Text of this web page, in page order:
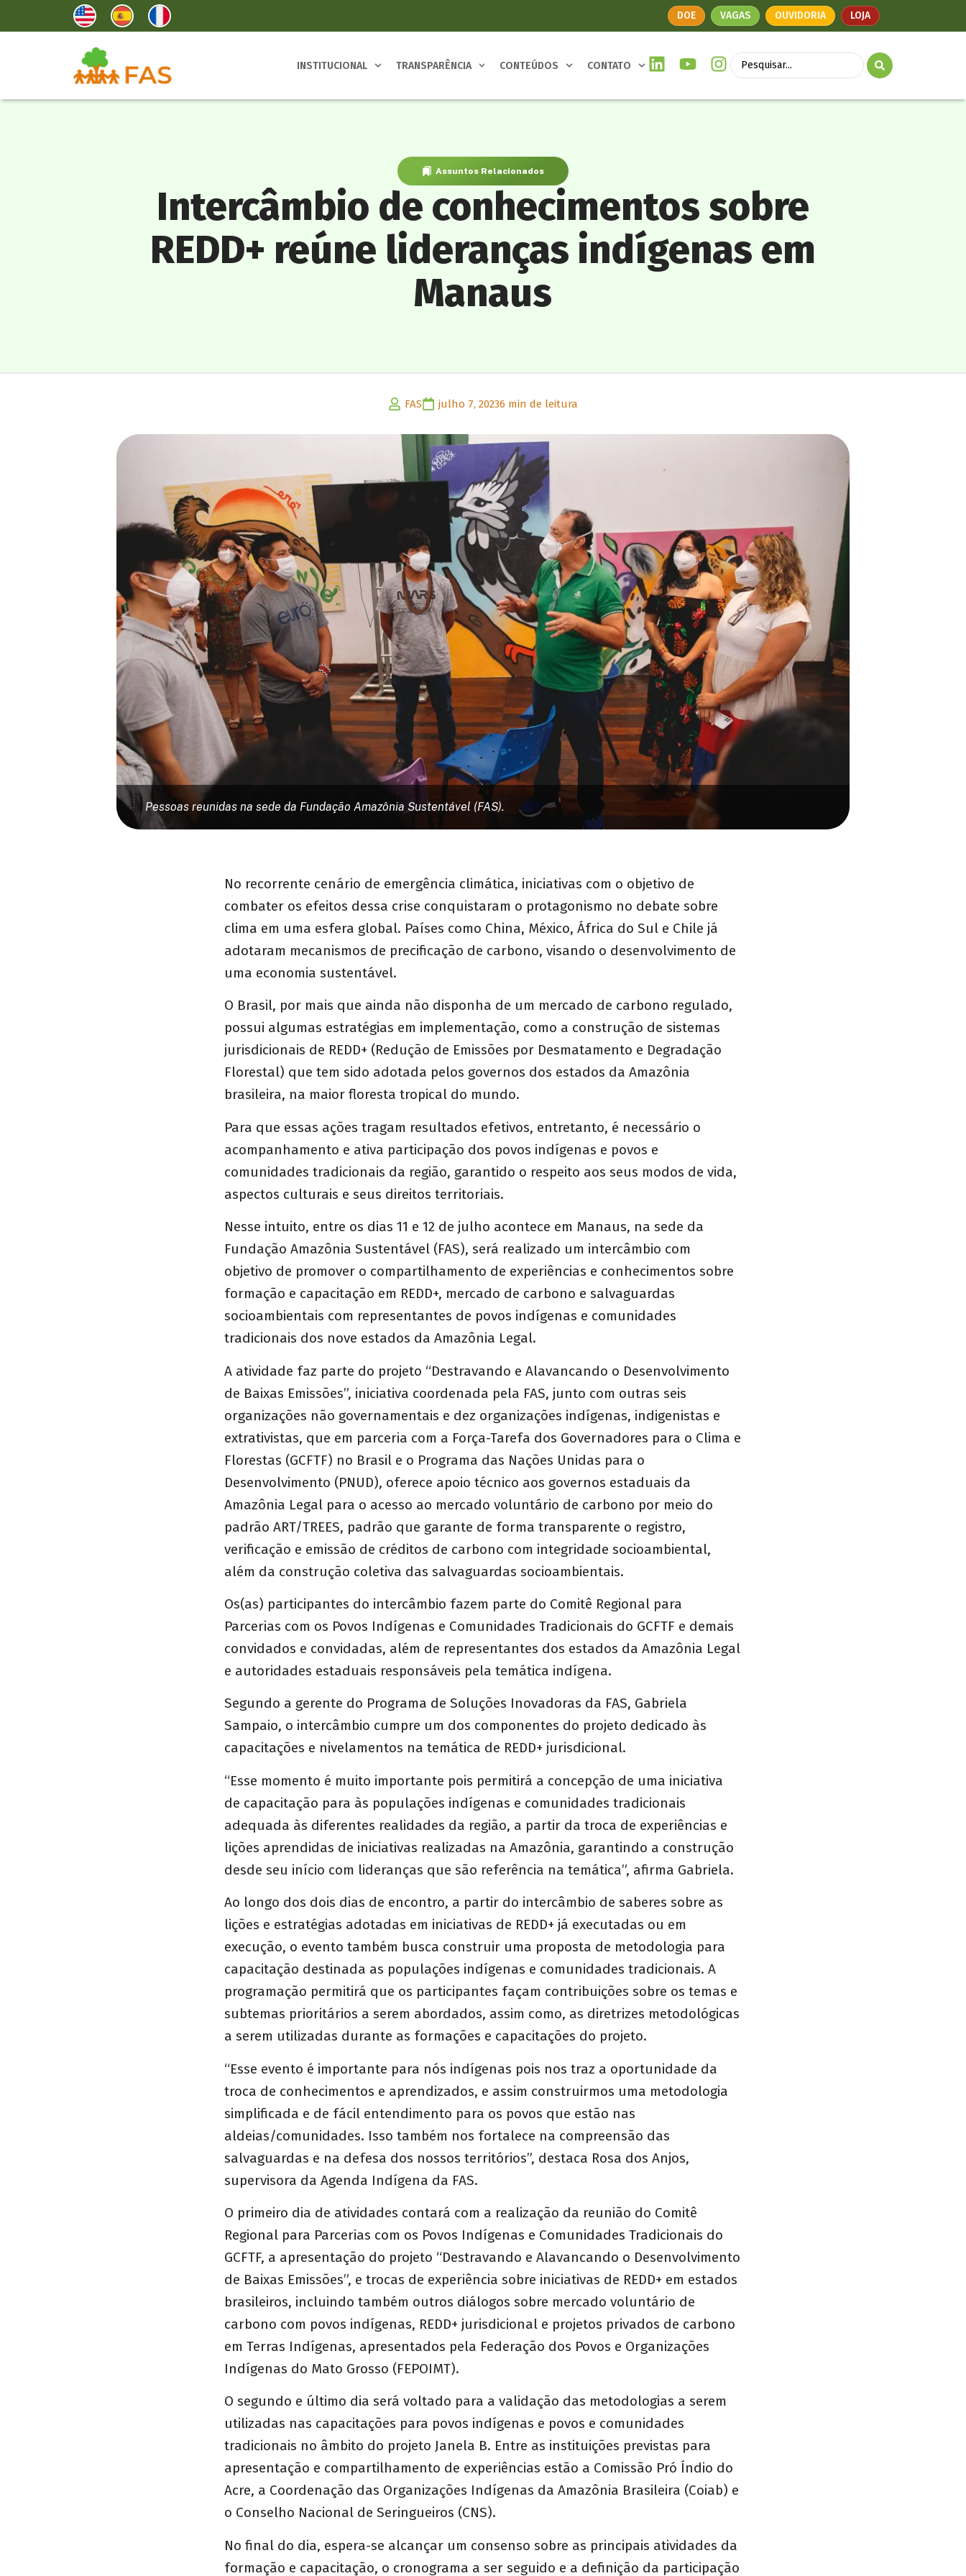
DOE VAGAS OUVIDORIA LOJA
INSTITUCIONAL TRANSPARÊNCIA CONTEÚDOS CONTATO
Assuntos Relacionados
Intercâmbio de conhecimentos sobre
REDD+ reúne lideranças indígenas em
Manaus
FAS julho 7, 20236 min de leitura
Pessoas reunidas na sede da Fundação Amazônia Sustentável (FAS).
No recorrente cenário de emergência climática, iniciativas com o objetivo de
combater os efeitos dessa crise conquistaram o protagonismo no debate sobre
clima em uma esfera global. Países como China, México, África do Sul e Chile já
adotaram mecanismos de precificação de carbono, visando o desenvolvimento de
uma economia sustentável.
O Brasil, por mais que ainda não disponha de um mercado de carbono regulado,
possui algumas estratégias em implementação, como a construção de sistemas
jurisdicionais de REDD+ (Redução de Emissões por Desmatamento e Degradação
Florestal) que tem sido adotada pelos governos dos estados da Amazônia
brasileira, na maior floresta tropical do mundo.
Para que essas ações tragam resultados efetivos, entretanto, é necessário o
acompanhamento e ativa participação dos povos indígenas e povos e
comunidades tradicionais da região, garantido o respeito aos seus modos de vida,
aspectos culturais e seus direitos territoriais.
Nesse intuito, entre os dias 11 e 12 de julho acontece em Manaus, na sede da
Fundação Amazônia Sustentável (FAS), será realizado um intercâmbio com
objetivo de promover o compartilhamento de experiências e conhecimentos sobre
formação e capacitação em REDD+, mercado de carbono e salvaguardas
socioambientais com representantes de povos indígenas e comunidades
tradicionais dos nove estados da Amazônia Legal.
A atividade faz parte do projeto “Destravando e Alavancando o Desenvolvimento
de Baixas Emissões”, iniciativa coordenada pela FAS, junto com outras seis
organizações não governamentais e dez organizações indígenas, indigenistas e
extrativistas, que em parceria com a Força-Tarefa dos Governadores para o Clima e
Florestas (GCFTF) no Brasil e o Programa das Nações Unidas para o
Desenvolvimento (PNUD), oferece apoio técnico aos governos estaduais da
Amazônia Legal para o acesso ao mercado voluntário de carbono por meio do
padrão ART/TREES, padrão que garante de forma transparente o registro,
verificação e emissão de créditos de carbono com integridade socioambiental,
além da construção coletiva das salvaguardas socioambientais.
Os(as) participantes do intercâmbio fazem parte do Comitê Regional para
Parcerias com os Povos Indígenas e Comunidades Tradicionais do GCFTF e demais
convidados e convidadas, além de representantes dos estados da Amazônia Legal
e autoridades estaduais responsáveis pela temática indígena.
Segundo a gerente do Programa de Soluções Inovadoras da FAS, Gabriela
Sampaio, o intercâmbio cumpre um dos componentes do projeto dedicado às
capacitações e nivelamentos na temática de REDD+ jurisdicional.
“Esse momento é muito importante pois permitirá a concepção de uma iniciativa
de capacitação para às populações indígenas e comunidades tradicionais
adequada às diferentes realidades da região, a partir da troca de experiências e
lições aprendidas de iniciativas realizadas na Amazônia, garantindo a construção
desde seu início com lideranças que são referência na temática”, afirma Gabriela.
Ao longo dos dois dias de encontro, a partir do intercâmbio de saberes sobre as
lições e estratégias adotadas em iniciativas de REDD+ já executadas ou em
execução, o evento também busca construir uma proposta de metodologia para
capacitação destinada as populações indígenas e comunidades tradicionais. A
programação permitirá que os participantes façam contribuições sobre os temas e
subtemas prioritários a serem abordados, assim como, as diretrizes metodológicas
a serem utilizadas durante as formações e capacitações do projeto.
“Esse evento é importante para nós indígenas pois nos traz a oportunidade da
troca de conhecimentos e aprendizados, e assim construirmos uma metodologia
simplificada e de fácil entendimento para os povos que estão nas
aldeias/comunidades. Isso também nos fortalece na compreensão das
salvaguardas e na defesa dos nossos territórios”, destaca Rosa dos Anjos,
supervisora da Agenda Indígena da FAS.
O primeiro dia de atividades contará com a realização da reunião do Comitê
Regional para Parcerias com os Povos Indígenas e Comunidades Tradicionais do
GCFTF, a apresentação do projeto “Destravando e Alavancando o Desenvolvimento
de Baixas Emissões”, e trocas de experiência sobre iniciativas de REDD+ em estados
brasileiros, incluindo também outros diálogos sobre mercado voluntário de
carbono com povos indígenas, REDD+ jurisdicional e projetos privados de carbono
em Terras Indígenas, apresentados pela Federação dos Povos e Organizações
Indígenas do Mato Grosso (FEPOIMT).
O segundo e último dia será voltado para a validação das metodologias a serem
utilizadas nas capacitações para povos indígenas e povos e comunidades
tradicionais no âmbito do projeto Janela B. Entre as instituições previstas para
apresentação e compartilhamento de experiências estão a Comissão Pró Índio do
Acre, a Coordenação das Organizações Indígenas da Amazônia Brasileira (Coiab) e
o Conselho Nacional de Seringueiros (CNS).
No final do dia, espera-se alcançar um consenso sobre as principais atividades da
formação e capacitação, o cronograma a ser seguido e a definição da participação